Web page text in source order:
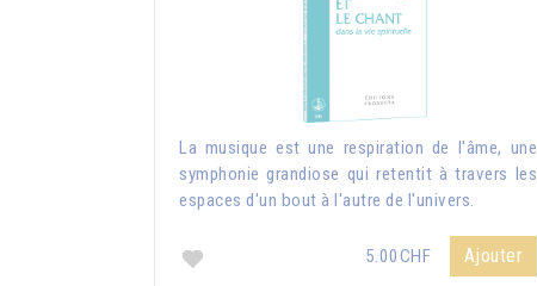
La musique est une respiration de l'âme, une
symphonie grandiose qui retentit à travers les
espaces d'un bout à l'autre de l'univers.
5.00CHF Ajouter